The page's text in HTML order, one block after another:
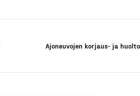
Ajoneuvojen korjaus- ja